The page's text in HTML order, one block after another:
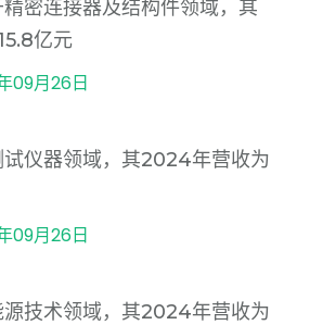
密连接器及结构件领域，其
亿元
09月26日
试仪器领域，其2024年营收为
09月26日
源技术领域，其2024年营收为